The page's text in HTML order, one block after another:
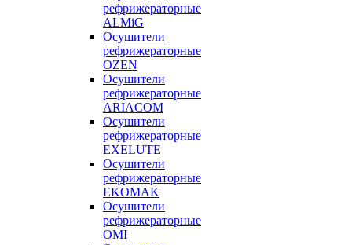
рефрижераторные
ALMiG
Осушители
рефрижераторные
OZEN
Осушители
рефрижераторные
ARIACOM
Осушители
рефрижераторные
EXELUTE
Осушители
рефрижераторные
EKOMAK
Осушители
рефрижераторные
OMI